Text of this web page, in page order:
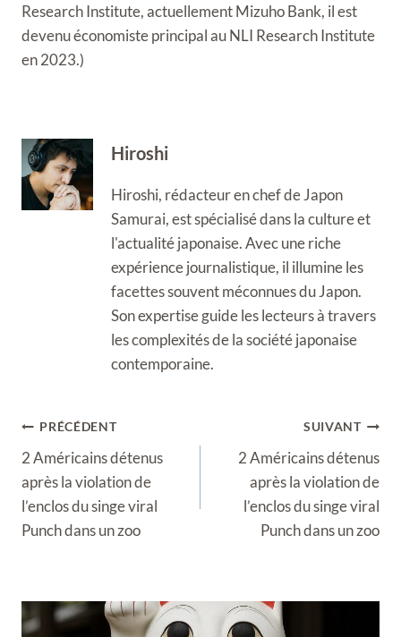
Research Institute, actuellement Mizuho Bank, il est
devenu économiste principal au NLI Research Institute
en 2023.)
Hiroshi
Hiroshi, rédacteur en chef de Japon
Samurai, est spécialisé dans la culture et
l'actualité japonaise. Avec une riche
expérience journalistique, il illumine les
facettes souvent méconnues du Japon.
Son expertise guide les lecteurs à travers
les complexités de la société japonaise
contemporaine.
Navigation
de
l’article
PRÉCÉDENT
2 Américains détenus
après la violation de
l’enclos du singe viral
Punch dans un zoo
SUIVANT
2 Américains détenus
après la violation de
l’enclos du singe viral
Punch dans un zoo